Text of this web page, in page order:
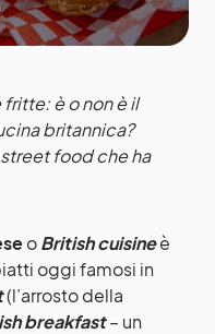
è o non è il
britannica?
food che ha
oBritish cuisineè
oggi famosi in
(l’arrosto della
breakfast– un